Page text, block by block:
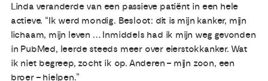
Linda veranderde van een passieve patiënt in een hele
actieve. “Ik werd mondig. Besloot: dit is mijn kanker, mijn
lichaam, mijn leven … Inmiddels had ik mijn weg gevonden
in PubMed, leerde steeds meer over eierstokkanker. Wat
ik niet begreep, zocht ik op. Anderen – mijn zoon, een
broer – hielpen.”